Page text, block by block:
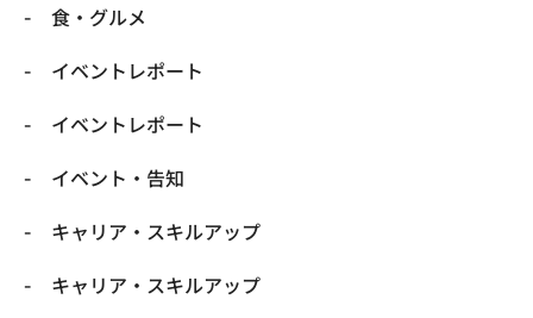
​食・グルメ
イベントレポート
イベントレポート
イベント・告知
キャリア・スキルアップ
キャリア・スキルアップ